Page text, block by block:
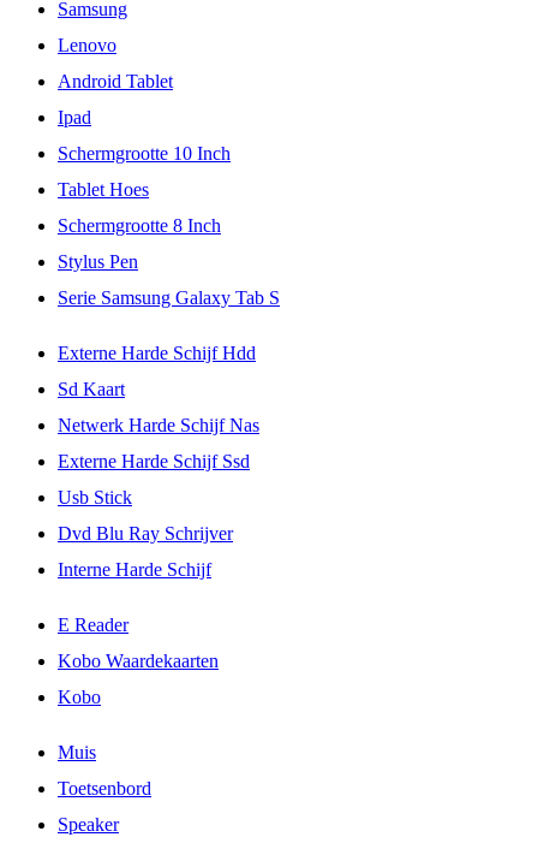
Samsung
Lenovo
Android Tablet
Ipad
Schermgrootte 10 Inch
Tablet Hoes
Schermgrootte 8 Inch
Stylus Pen
Serie Samsung Galaxy Tab S
Externe Harde Schijf Hdd
Sd Kaart
Netwerk Harde Schijf Nas
Externe Harde Schijf Ssd
Usb Stick
Dvd Blu Ray Schrijver
Interne Harde Schijf
E Reader
Kobo Waardekaarten
Kobo
Muis
Toetsenbord
Speaker